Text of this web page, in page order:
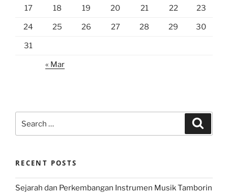
17 18 19 20 21 22 23
24 25 26 27 28 29 30
31
« Mar
for:
RECENT POSTS
Sejarah dan Perkembangan Instrumen Musik Tamborin